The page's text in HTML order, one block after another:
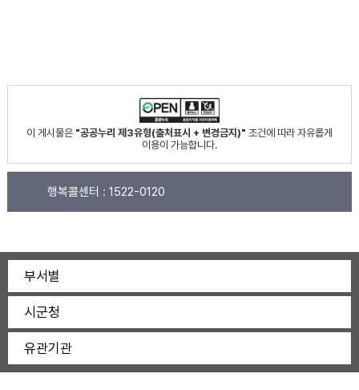
이 게시물은 "공공누리 제3유형(출처표시 + 변경금지)" 조건에 따라 자유롭게
이용이 가능합니다.
행복콜센터 : 1522-0120
부서별
시군청
유관기관